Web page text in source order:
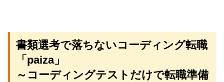
書類選考で落ちないコーディング転職
「paiza」
～コーディングテストだけで転職準備